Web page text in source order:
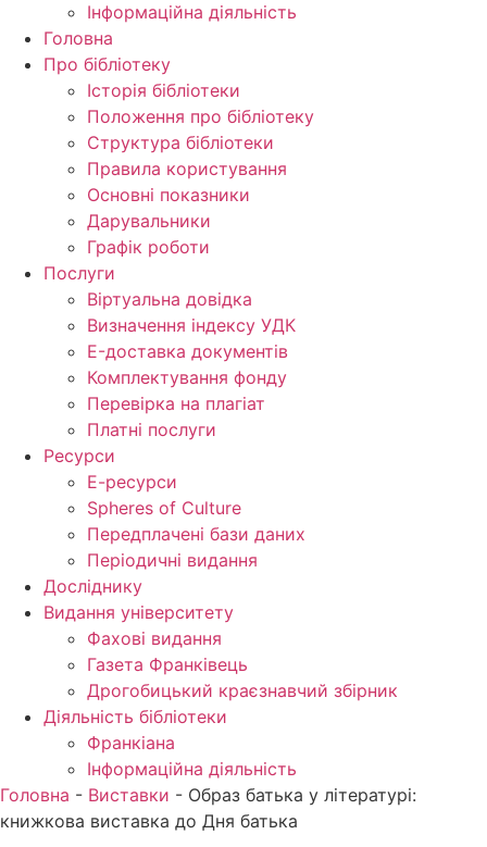
Інформаційна діяльність
Головна
Про бібліотеку
Історія бібліотеки
Положення про бібліотеку
Структура бібліотеки
Правила користування
Основні показники
Дарувальники
Графік роботи
Послуги
Віртуальна довідка
Визначення індексу УДК
E-доставка документів
Комплектування фонду
Перевірка на плагіат
Платні послуги
Ресурси
Е-ресурси
Spheres of Culture
Передплачені бази даних
Періодичні видання
Досліднику
Видання університету
Фахові видання
Газета Франківець
Дрогобицький краєзнавчий збірник
Діяльність бібліотеки
Франкіана
Інформаційна діяльність
Головна - Виставки - Образ батька у літературі:
книжкова виставка до Дня батька